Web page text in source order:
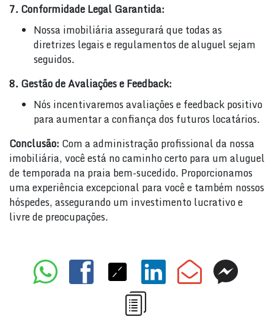
7. Conformidade Legal Garantida:
Nossa imobiliária assegurará que todas as
diretrizes legais e regulamentos de aluguel sejam
seguidos.
8. Gestão de Avaliações e Feedback:
Nós incentivaremos avaliações e feedback positivo
para aumentar a confiança dos futuros locatários.
Conclusão: Com a administração profissional da nossa
imobiliária, você está no caminho certo para um aluguel
de temporada na praia bem-sucedido. Proporcionamos
uma experiência excepcional para você e também nossos
hóspedes, assegurando um investimento lucrativo e
livre de preocupações.